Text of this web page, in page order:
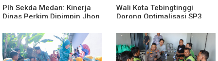
Plh Sekda Medan: Kinerja
Dinas Perkim Dipimpin Jhon
Kelurahan
Wali Kota Tebingtinggi
Dorong Optimalisasi SP3